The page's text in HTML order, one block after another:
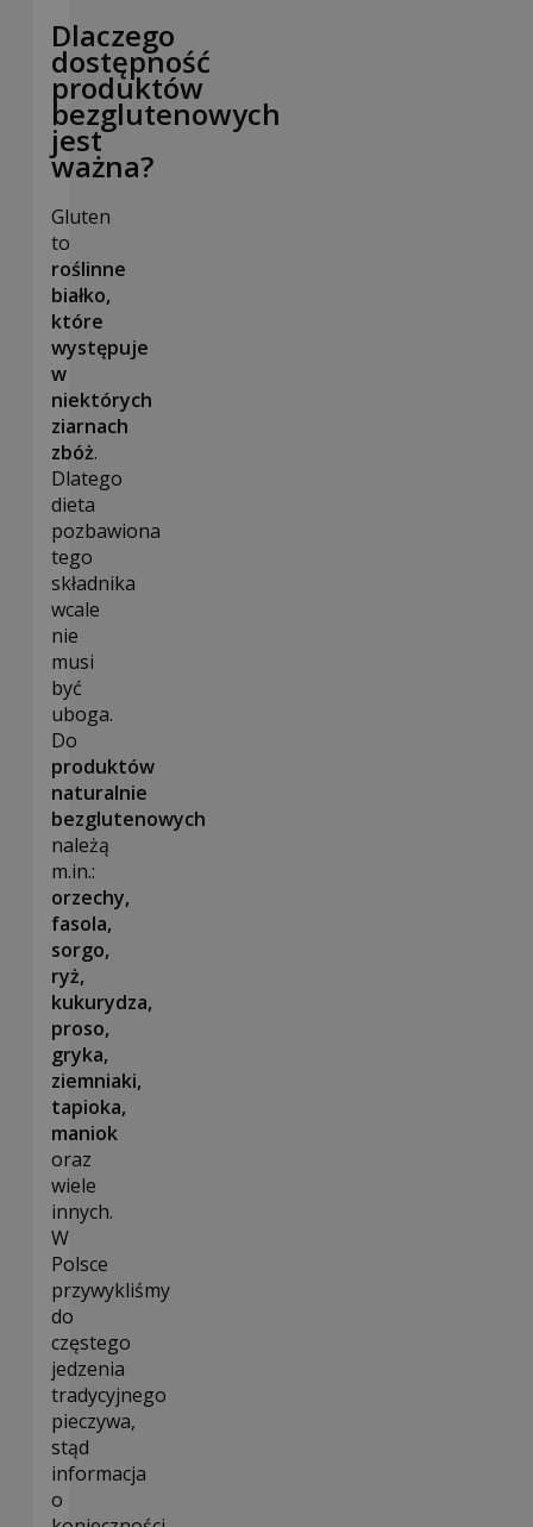
Dlaczego
dostępność
produktów
bezglutenowych
jest
ważna?
Gluten
to
roślinne
białko,
które
występuje
w
niektórych
ziarnach
zbóż.
Dlatego
dieta
pozbawiona
tego
składnika
wcale
nie
musi
być
uboga.
Do
produktów
naturalnie
bezglutenowych
należą
m.in.:
orzechy,
fasola,
sorgo,
ryż,
kukurydza,
proso,
gryka,
ziemniaki,
tapioka,
maniok
oraz
wiele
innych.
W
Polsce
przywykliśmy
do
częstego
jedzenia
tradycyjnego
pieczywa,
stąd
informacja
o